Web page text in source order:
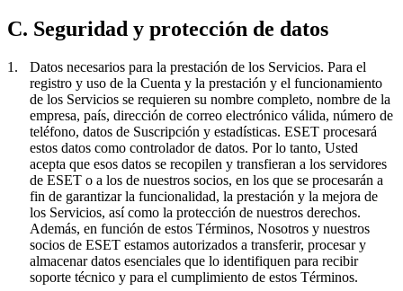
C. Seguridad y protección de datos
1. Datos necesarios para la prestación de los Servicios. Para el
registro y uso de la Cuenta y la prestación y el funcionamiento
de los Servicios se requieren su nombre completo, nombre de la
empresa, país, dirección de correo electrónico válida, número de
teléfono, datos de Suscripción y estadísticas. ESET procesará
estos datos como controlador de datos. Por lo tanto, Usted
acepta que esos datos se recopilen y transfieran a los servidores
de ESET o a los de nuestros socios, en los que se procesarán a
fin de garantizar la funcionalidad, la prestación y la mejora de
los Servicios, así como la protección de nuestros derechos.
Además, en función de estos Términos, Nosotros y nuestros
socios de ESET estamos autorizados a transferir, procesar y
almacenar datos esenciales que lo identifiquen para recibir
soporte técnico y para el cumplimiento de estos Términos.